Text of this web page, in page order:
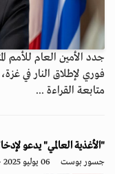
جدد الأمين العام للأمم
فوري لإطلاق النار في
متابعة القراءة ...
"الأغذية العالمي" يدعو لإدخال 100 شاحنة يومياً ووقف دائم لإطلاق
جسور بوست 06 يوليو 2025 - 08:27